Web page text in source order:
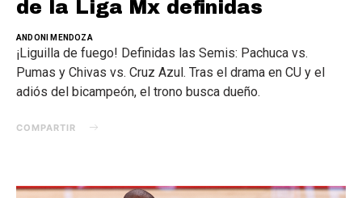
de la Liga Mx definidas
ANDONI MENDOZA
¡Liguilla de fuego! Definidas las Semis: Pachuca vs.
Pumas y Chivas vs. Cruz Azul. Tras el drama en CU y el
adiós del bicampeón, el trono busca dueño.
COMPARTIR